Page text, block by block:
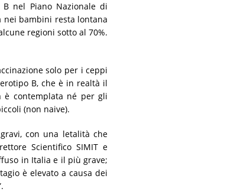
nel Piano Nazionale di
nei bambini resta lontana
regioni sotto al 70%.
solo per i ceppi
B, che è in realtà il
è contemplata né per gli
(non naive).
con una letalità che
Scientifico SIMIT e
in Italia e il più grave;
è elevato a causa dei